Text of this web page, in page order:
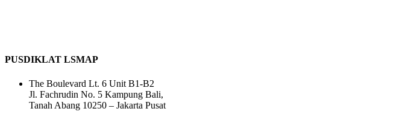
PUSDIKLAT LSMAP
The Boulevard Lt. 6 Unit B1-B2
Jl. Fachrudin No. 5 Kampung Bali,
Tanah Abang 10250 – Jakarta Pusat